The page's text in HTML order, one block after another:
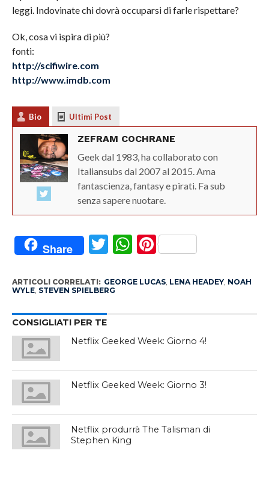
leggi. Indovinate chi dovrà occuparsi di farle rispettare?
Ok, cosa vi ispira di più?
fonti:
http://scifiwire.com
http://www.imdb.com
Bio Ultimi Post
ZEFRAM COCHRANE
Geek dal 1983, ha collaborato con
Italiansubs dal 2007 al 2015. Ama
fantascienza, fantasy e pirati. Fa sub
senza sapere nuotare.
Share Twitter
WhatsApp
Pinterest
ARTICOLI CORRELATI: GEORGE LUCAS, LENA HEADEY, NOAH
WYLE, STEVEN SPIELBERG
CONSIGLIATI PER TE
Netflix Geeked Week: Giorno 4!
Netflix Geeked Week: Giorno 3!
Netflix produrrà The Talisman di
Stephen King